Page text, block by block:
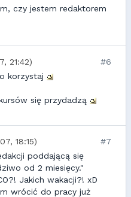
czy jestem redaktorem
21:42)
#6
korzystaj
się przydadzą
18:15)
#7
poddającą się
od 2 miesięcy."
Jakich wakacji?! xD
wrócić do pracy już